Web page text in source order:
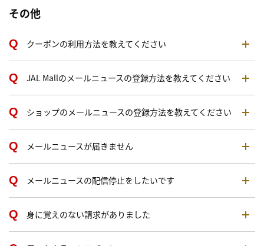
その他
クーポンの利用方法を教えてください
JAL Mallのメールニュースの登録方法を教えてください
ショップのメールニュースの登録方法を教えてください
メールニュースが届きません
メールニュースの配信停止をしたいです
身に覚えのない請求がありました